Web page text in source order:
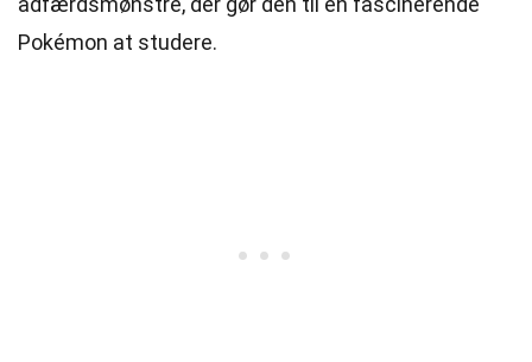
Pokémon at studere.